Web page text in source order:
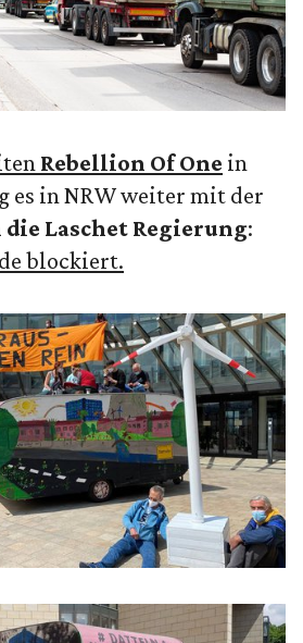
Rebellion Of One in
es in NRW weiter mit der
die Laschet Regierung:
blockiert.